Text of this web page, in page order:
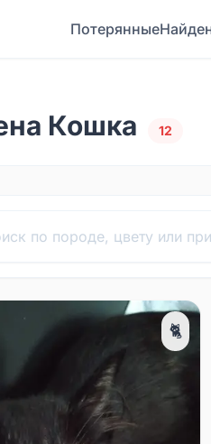
Потерянные
Кошка 12
🐈